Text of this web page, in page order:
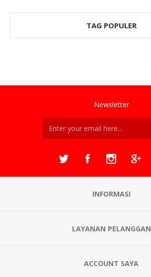
TAG POPULER
Newsletter
INFORMASI
LAYANAN PELANGGAN
ACCOUNT SAYA